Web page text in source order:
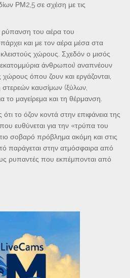
ΡΜ2,5 σε σχέση με τις
του αέρα του
και με τον αέρα μέσα στα
κλειστούς χώρους. Σχεδόν ο μισός
άνθρωποι) αναπνέουν
όπου ζουν και εργάζονται,
στερεών καυσίμων (ξύλων,
το μαγείρεμα και τη θέρμανση.
το όζον κοντά στην επιφάνεια της
ευθύνεται για την «τρύπα του
σοβαρό πρόβλημα ακόμη και στις
παράγεται στην ατμόσφαιρα από
ρυπαντές που εκπέμπονται από